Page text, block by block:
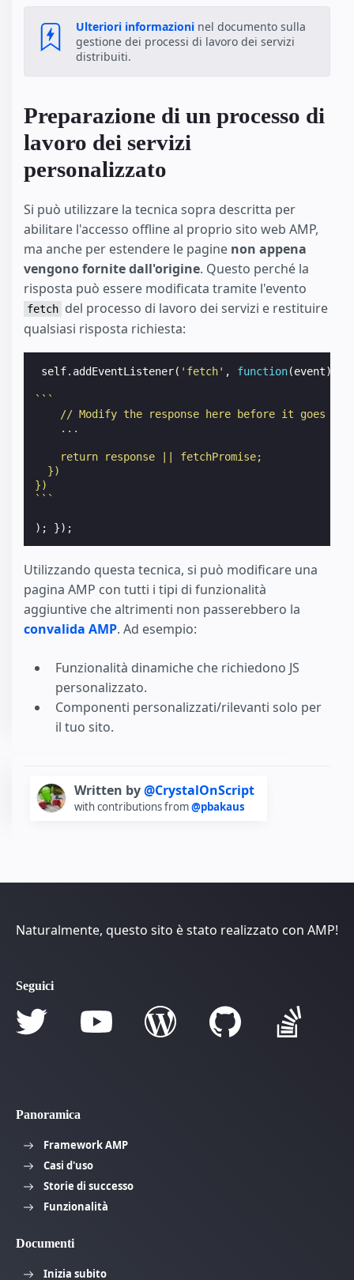
Ulteriori informazioni nel documento sulla
gestione dei processi di lavoro dei servizi
distribuiti.
Preparazione di un processo di
lavoro dei servizi
personalizzato
Si può utilizzare la tecnica sopra descritta per
abilitare l'accesso offline al proprio sito web AMP,
ma anche per estendere le pagine non appena
vengono fornite dall'origine. Questo perché la
risposta può essere modificata tramite l'evento
fetch del processo di lavoro dei servizi e restituire
qualsiasi risposta richiesta:
self. addEventListener( 'fetch' , function(event)
```
// Modify the response here before it goes
    ...
    return response || fetchPromise;
  })
})
```
); });
Utilizzando questa tecnica, si può modificare una
pagina AMP con tutti i tipi di funzionalità
aggiuntive che altrimenti non passerebbero la
convalida AMP. Ad esempio:
Funzionalità dinamiche che richiedono JS
personalizzato.
Componenti personalizzati/rilevanti solo per
il tuo sito.
Written by@CrystalOnScript
with contributions from@pbakaus
Naturalmente, questo sito è stato realizzato con AMP!
Seguici
Panoramica
Framework AMP
Casi d'uso
Storie di successo
Funzionalità
Documenti
Inizia subito